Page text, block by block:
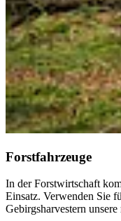
Forstfahrzeuge
In der Forstwirtschaft
Einsatz. Verwenden Sie
Gebirgsharvestern